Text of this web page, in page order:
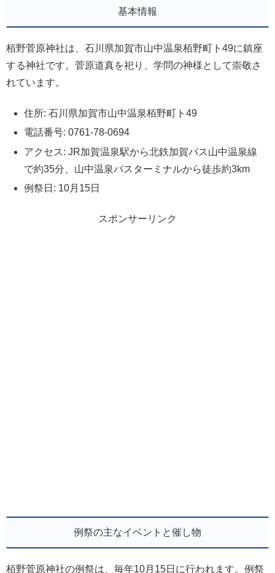
基本情報
栢野菅原神社は、石川県加賀市山中温泉栢野町ト49に鎮座
する神社です。菅原道真を祀り、学問の神様として崇敬さ
れています。
住所: 石川県加賀市山中温泉栢野町ト49
電話番号: 0761-78-0694
アクセス: JR加賀温泉駅から北鉄加賀バス山中温泉線
で約35分、山中温泉バスターミナルから徒歩約3km
例祭日: 10月15日
スポンサーリンク
例祭の主なイベントと催し物
栢野菅原神社の例祭は、毎年10月15日に行われます。例祭